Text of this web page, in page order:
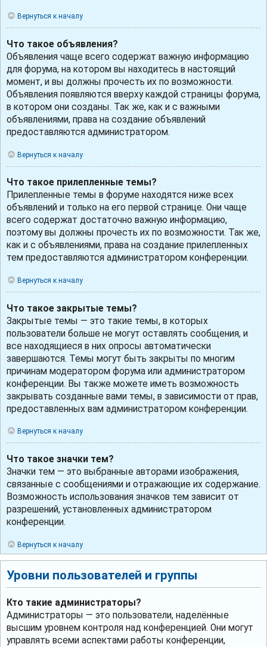
Вернуться к началу
Что такое объявления?
Объявления чаще всего содержат важную информацию
для форума, на котором вы находитесь в настоящий
момент, и вы должны прочесть их по возможности.
Объявления появляются вверху каждой страницы форума,
в котором они созданы. Так же, как и с важными
объявлениями, права на создание объявлений
предоставляются администратором.
Вернуться к началу
Что такое прилепленные темы?
Прилепленные темы в форуме находятся ниже всех
объявлений и только на его первой странице. Они чаще
всего содержат достаточно важную информацию,
поэтому вы должны прочесть их по возможности. Так же,
как и с объявлениями, права на создание прилепленных
тем предоставляются администратором конференции.
Вернуться к началу
Что такое закрытые темы?
Закрытые темы — это такие темы, в которых
пользователи больше не могут оставлять сообщения, и
все находящиеся в них опросы автоматически
завершаются. Темы могут быть закрыты по многим
причинам модератором форума или администратором
конференции. Вы также можете иметь возможность
закрывать созданные вами темы, в зависимости от прав,
предоставленных вам администратором конференции.
Вернуться к началу
Что такое значки тем?
Значки тем — это выбранные авторами изображения,
связанные с сообщениями и отражающие их содержание.
Возможность использования значков тем зависит от
разрешений, установленных администратором
конференции.
Вернуться к началу
Уровни пользователей и группы
Кто такие администраторы?
Администраторы — это пользователи, наделённые
высшим уровнем контроля над конференцией. Они могут
управлять всеми аспектами работы конференции,